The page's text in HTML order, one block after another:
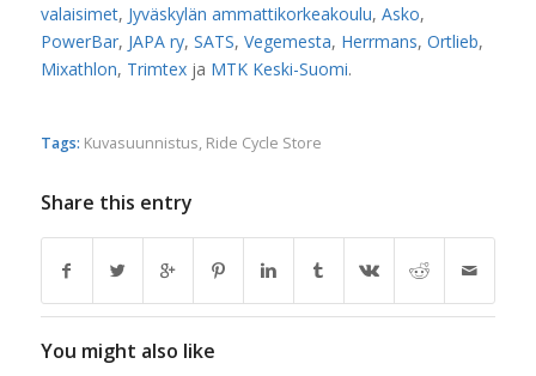
valaisimet, Jyväskylän ammattikorkeakoulu, Asko,
PowerBar, JAPA ry, SATS, Vegemesta, Herrmans, Ortlieb,
Mixathlon, Trimtexja MTK Keski-Suomi.
Tags: Kuvasuunnistus, Ride Cycle Store
Share this entry
You might also like